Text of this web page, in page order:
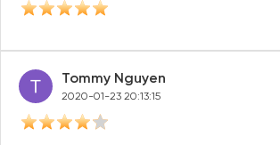
Tommy Nguyen
2020-01-23 20:13:15